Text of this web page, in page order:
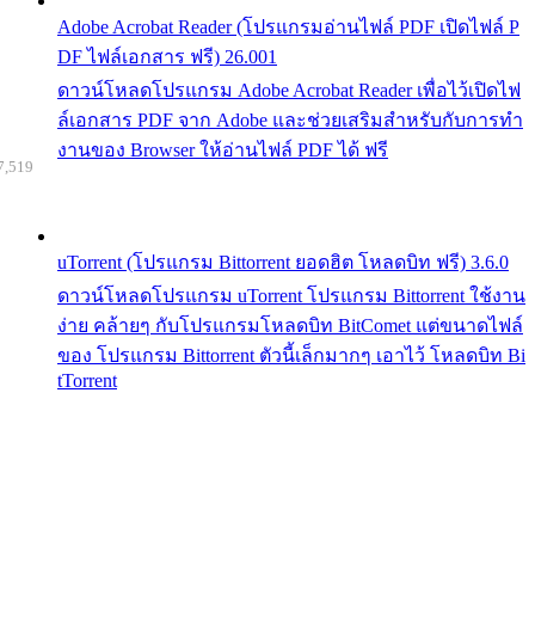
Adobe Acrobat Reader (โปรแกรมอ่านไฟล์ PDF เปิดไฟล์ P
DF ไฟล์เอกสาร ฟรี) 26.001
ดาวน์โหลดโปรแกรม Adobe Acrobat Reader เพื่อไว้เปิดไฟ
ล์เอกสาร PDF จาก Adobe และช่วยเสริมสำหรับกับการทำ
งานของ Browser ให้อ่านไฟล์ PDF ได้ ฟรี
uTorrent (โปรแกรม Bittorrent ยอดฮิต โหลดบิท ฟรี) 3.6.0
ดาวน์โหลดโปรแกรม uTorrent โปรแกรม Bittorrent ใช้งาน
ง่าย คล้ายๆ กับโปรแกรมโหลดบิท BitComet แต่ขนาดไฟล์
ของ โปรแกรม Bittorrent ตัวนี้เล็กมากๆ เอาไว้ โหลดบิท Bi
tTorrent